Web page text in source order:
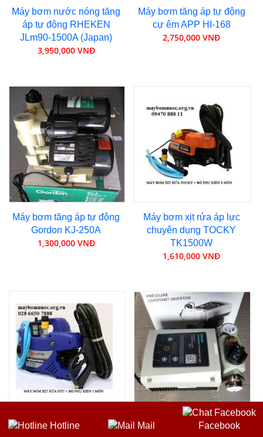
Hotline Mail Facebook
Máy bơm nước nóng tăng
áp tự động RHEKEN
JLm90-1500A (Japan)
3,950,000 VNĐ
Máy bơm tăng áp tự động
cự êm APP HI-168
2,750,000 VNĐ
Máy bơm tăng áp tự động
Gordon KJ-250A
1,300,000 VNĐ
Máy bơm xịt rửa áp lực
chuyên dụng TOCKY
TK1500W
1,610,000 VNĐ
Máy bơm xịt rửa áp lực
Máy bơm tăng áp biến tần